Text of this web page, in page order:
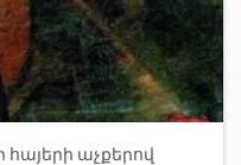
հայերի աչքերով